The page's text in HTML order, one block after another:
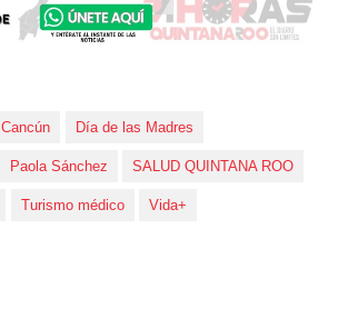
Cancún Día de las Madres
Paola Sánchez SALUD QUINTANA ROO
Turismo médico Vida+